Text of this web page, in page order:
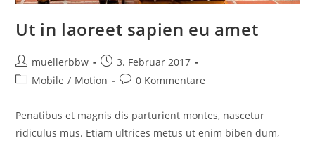
Ut in laoreet sapien eu amet
Beitrags-
Autor:
muellerbbw
Beitrag
veröffentlicht:
3. Februar 2017
Beitrags-
Mobile / Motion
Beitrags-
0 Kommentare
Penatibus et magnis dis parturient montes, nascetur
ridiculus mus. Etiam ultrices metus ut enim biben dum,